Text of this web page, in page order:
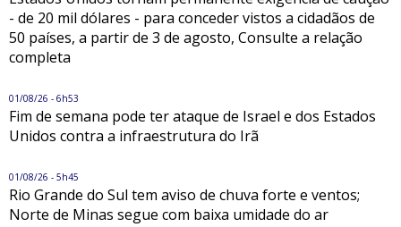
- de 20 mil dólares - para conceder vistos a cidadãos de
50 países, a partir de 3 de agosto, Consulte a relação
completa
01/08/26 - 6h53
Fim de semana pode ter ataque de Israel e dos Estados
Unidos contra a infraestrutura do Irã
01/08/26 - 5h45
Rio Grande do Sul tem aviso de chuva forte e ventos;
Norte de Minas segue com baixa umidade do ar